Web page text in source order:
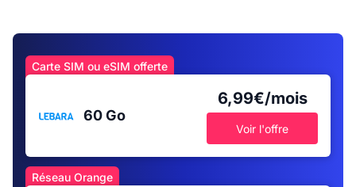
Carte SIM ou eSIM offerte
60 Go
6,99€/mois
Voir l'offre
Réseau Orange